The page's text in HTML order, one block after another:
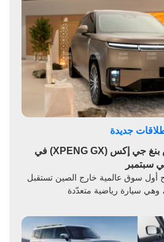
جديدة
حصرياً: استعراض إكس بنغ جي إكس (XPENG GX) في
سبتمبر
أول سوق عالمية خارج الصين تستقبل
سيارة رياضية متعدّدة